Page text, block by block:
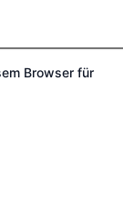
Browser für